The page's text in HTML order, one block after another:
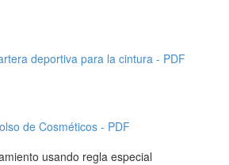
deportiva para la cintura - PDF
de Cosméticos - PDF
usando regla especial